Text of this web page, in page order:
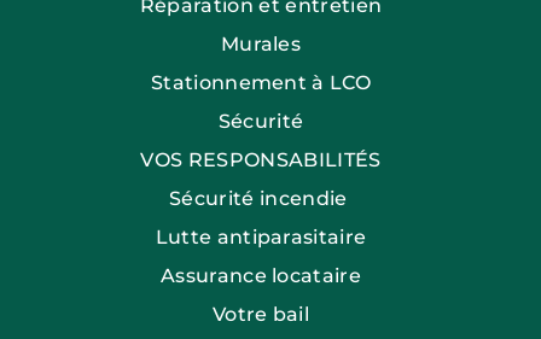
Réparation et entretien
Murales
Stationnement à LCO
Sécurité
VOS RESPONSABILITÉS
Sécurité incendie
Lutte antiparasitaire
Assurance locataire
Votre bail